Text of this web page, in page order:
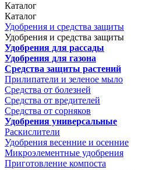
Каталог
Каталог
Удобрения и средства защиты
Удобрения и средства защиты
Удобрения для рассады
Удобрения для газона
Средства защиты растений
Прилипатели и зеленое мыло
Средства от болезней
Средства от вредителей
Средства от сорняков
Удобрения универсальные
Раскислители
Удобрения весенние и осенние
Микроэлементные удобрения
Приготовление компоста